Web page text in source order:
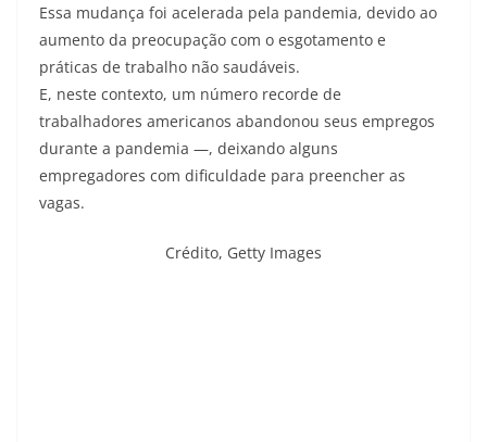
Essa mudança foi acelerada pela pandemia, devido ao
aumento da preocupação com o esgotamento e
práticas de trabalho não saudáveis.
E, neste contexto, um número recorde de
trabalhadores americanos abandonou seus empregos
durante a pandemia —, deixando alguns
empregadores com dificuldade para preencher as
vagas.
Crédito, Getty Images